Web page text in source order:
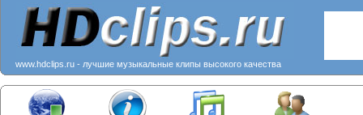
www.hdclips.ru - лучшие музыкальные клипы высокого качества